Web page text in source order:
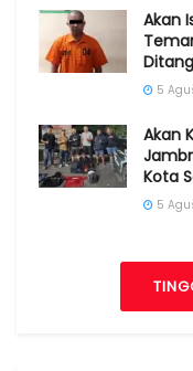
Akan
5
Akan
Kota
5